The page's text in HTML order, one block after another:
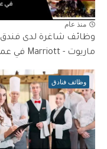
منذ عام
وظائف شاغرة لدى فندق
ماريوت - Marriott في عمان
وظائف فنادق